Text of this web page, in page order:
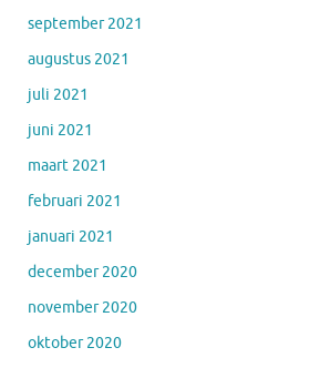
september 2021
augustus 2021
juli 2021
juni 2021
maart 2021
februari 2021
januari 2021
december 2020
november 2020
oktober 2020